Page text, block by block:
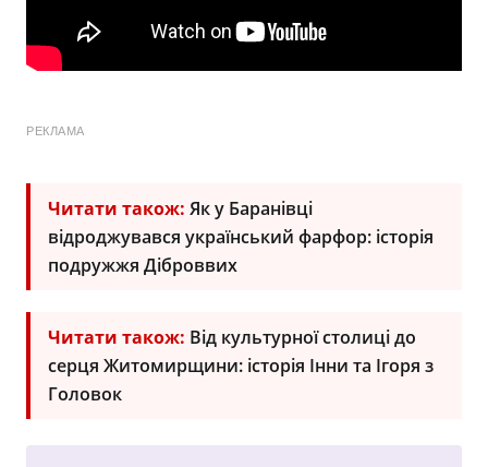
РЕКЛАМА
Читати також: Як у Баранівці
відроджувався український фарфор: історія
подружжя Діброввих
Читати також: Від культурної столиці до
серця Житомирщини: історія Інни та Ігоря з
Головок